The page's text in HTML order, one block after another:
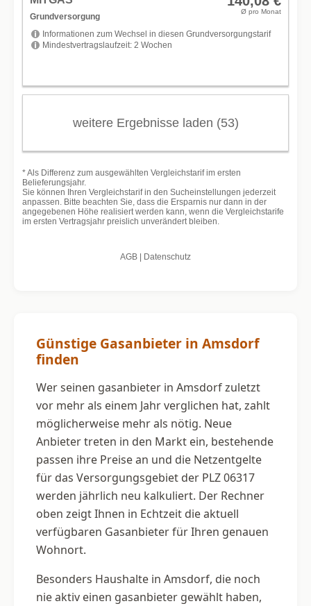
Günstige Gasanbieter in Amsdorf
finden
Wer seinen gasanbieter in Amsdorf zuletzt
vor mehr als einem Jahr verglichen hat, zahlt
möglicherweise mehr als nötig. Neue
Anbieter treten in den Markt ein, bestehende
passen ihre Preise an und die Netzentgelte
für das Versorgungsgebiet der PLZ 06317
werden jährlich neu kalkuliert. Der Rechner
oben zeigt Ihnen in Echtzeit die aktuell
verfügbaren Gasanbieter für Ihren genauen
Wohnort.
Besonders Haushalte in Amsdorf, die noch
nie aktiv einen gasanbieter gewählt haben,